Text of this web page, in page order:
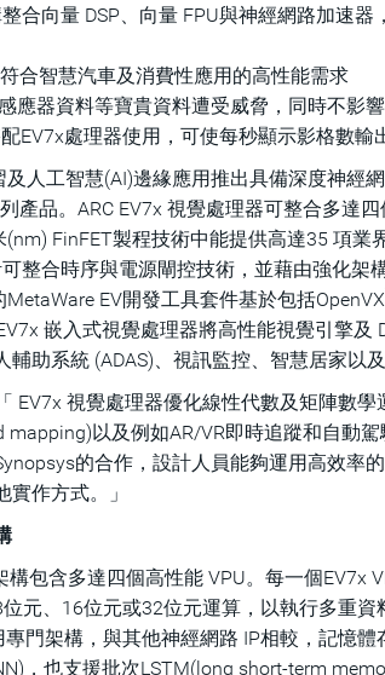
合向量 DSP、向量 FPU與神經網路加速
合智慧汽車及消費性應用的高性能需求
應器資料等寶貴資料遭受威脅，同時不影
EV7x處理器使用，可使每秒顯示影格數輸
人工智慧(AI)邊緣應用推出具備深度神經
產品。ARC EV7x 視覺處理器可整合多達
FinFET製程技術中能提供高達35 項業
整合時序與電源閘控技術，並藉由強化架
EV開發工具套件基於包括OpenVX
嵌入式視覺處理器將高性能視覺引擎及
助系統 (ADAS)、視訊監控、智慧居家以及
EV7x 視覺處理器優化線性代數及矩陣數
以及例如AR/VR即時追蹤和自動
的合作，設計人員能夠運用高效率
作方式。」
構包含多達四個高性能 VPU。每一個EV7x
元、16位元或32位元運算，以執行多重
門架構，與其他神經網路 IP相較，記憶
，也支援批次LSTM(long short-term